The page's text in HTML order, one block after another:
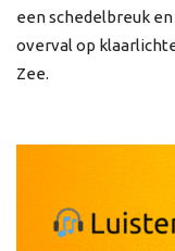
een schedelbreuk
overval op
Zee.